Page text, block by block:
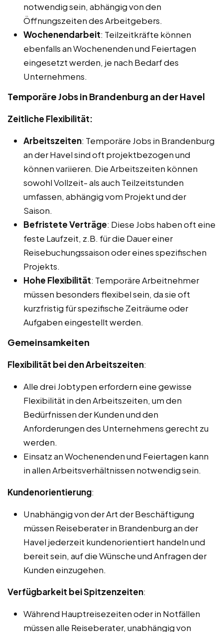
notwendig sein, abhängig von den
Öffnungszeiten des Arbeitgebers.
Wochenendarbeit: Teilzeitkräfte können
ebenfalls an Wochenenden und Feiertagen
eingesetzt werden, je nach Bedarf des
Unternehmens.
Temporäre Jobs in Brandenburg an der Havel
Zeitliche Flexibilität:
Arbeitszeiten: Temporäre Jobs in Brandenburg
an der Havel sind oft projektbezogen und
können variieren. Die Arbeitszeiten können
sowohl Vollzeit- als auch Teilzeitstunden
umfassen, abhängig vom Projekt und der
Saison.
Befristete Verträge: Diese Jobs haben oft eine
feste Laufzeit, z.B. für die Dauer einer
Reisebuchungssaison oder eines spezifischen
Projekts.
Hohe Flexibilität: Temporäre Arbeitnehmer
müssen besonders flexibel sein, da sie oft
kurzfristig für spezifische Zeiträume oder
Aufgaben eingestellt werden.
Gemeinsamkeiten
Flexibilität bei den Arbeitszeiten:
Alle drei Jobtypen erfordern eine gewisse
Flexibilität in den Arbeitszeiten, um den
Bedürfnissen der Kunden und den
Anforderungen des Unternehmens gerecht zu
werden.
Einsatz an Wochenenden und Feiertagen kann
in allen Arbeitsverhältnissen notwendig sein.
Kundenorientierung:
Unabhängig von der Art der Beschäftigung
müssen Reiseberater in Brandenburg an der
Havel jederzeit kundenorientiert handeln und
bereit sein, auf die Wünsche und Anfragen der
Kunden einzugehen.
Verfügbarkeit bei Spitzenzeiten:
Während Hauptreisezeiten oder in Notfällen
müssen alle Reiseberater, unabhängig von